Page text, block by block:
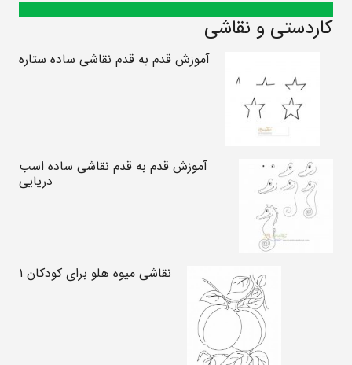
کاردستی و نقاشی
آموزش قدم به قدم نقاشی ساده ستاره
آموزش قدم به قدم نقاشی ساده اسب
دریایی
نقاشی میوه هلو برای کودکان ۱